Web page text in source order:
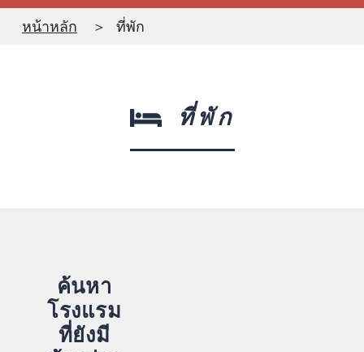
หน้าหลัก ที่พัก
ที่พัก
ค้นหา
โรงแรม
ที่ยังมี